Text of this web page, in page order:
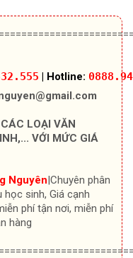
| Hotline:
LOẠI VĂN
VỚI MỨC GIÁ
Nguyên |Chuyên phân
sinh, Giá cạnh
phí tận nơi, miễn phí
hàng